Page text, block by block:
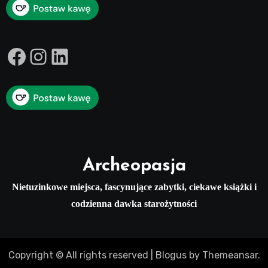
Facebook
Instagram
LinkedIn
Archeopasja
Nietuzinkowe miejsca, fascynujące zabytki, ciekawe książki i
codzienna dawka starożytności
Copyright © All rights reserved Blogusby Themeansar.